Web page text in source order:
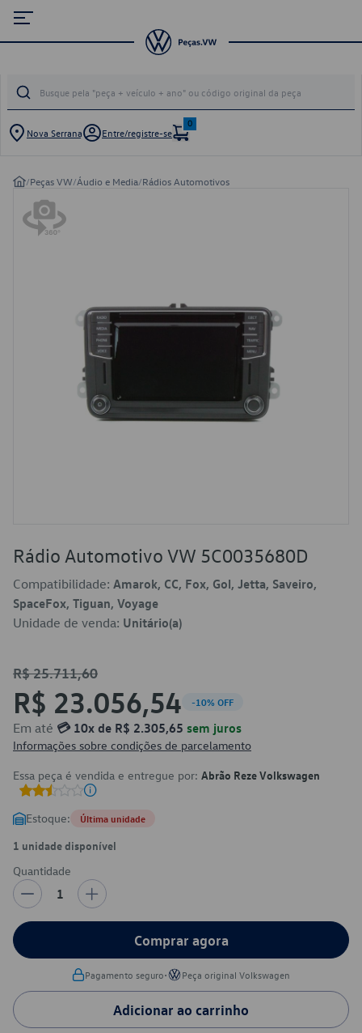
Nova Serrana Entre/registre-se
0
/Peças VW/Áudio e Media/Rádios Automotivos
Rádio Automotivo VW 5C0035680D
Compatibilidade: Amarok, CC, Fox, Gol, Jetta, Saveiro,
SpaceFox, Tiguan, Voyage
Unidade de venda: Unitário(a)
R$ 25.711,60
R$ 23.056,54 -10% OFF
Em até 💳 10x de R$ 2.305,65 sem juros
Informações sobre condições de parcelamento
Essa peça é vendida e entregue por: Abrão Reze Volkswagen
Estoque: Última unidade
1 unidade disponível
Quantidade
1
Comprar agora
Pagamento seguro• Peça original Volkswagen
Adicionar ao carrinho